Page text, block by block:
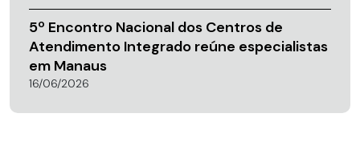
5º Encontro Nacional dos Centros de
Atendimento Integrado reúne especialistas
em Manaus
16/06/2026